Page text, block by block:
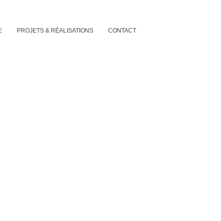
PROJETS & RÉALISATIONS CONTACT